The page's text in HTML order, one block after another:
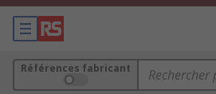
Références fabricant